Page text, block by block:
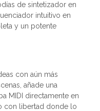
de sintetizador en
intuitivo en
y un potente
con aún más
añade una
MIDI directamente en
con libertad donde lo